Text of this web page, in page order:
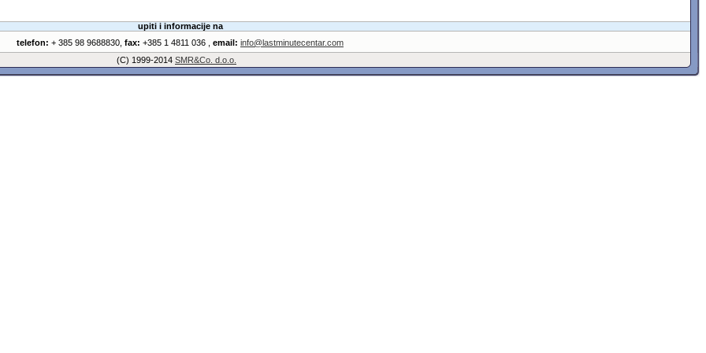
upiti i informacije na
telefon: + 385 98 9688830, fax: +385 1 4811 036 , email: info@lastminutecentar.com
(C) 1999-2014 SMR&Co. d.o.o.